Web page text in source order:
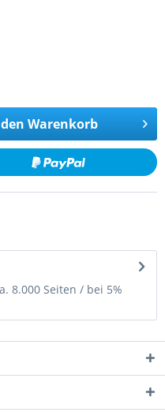
Warenkorb
8.000 Seiten / bei 5%